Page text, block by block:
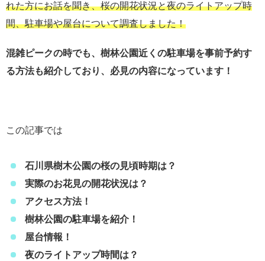
れた方にお話を聞き、桜の開花状況と夜のライトアップ時
間、駐車場や屋台について調査しました！
混雑ピークの時でも、樹林公園近くの駐車場を事前予約す
る方法も紹介しており、必見の内容になっています！
この記事では
石川県樹木公園の桜の見頃時期は？
実際のお花見の開花状況は？
アクセス方法！
樹林公園の駐車場を紹介！
屋台情報！
夜のライトアップ時間は？